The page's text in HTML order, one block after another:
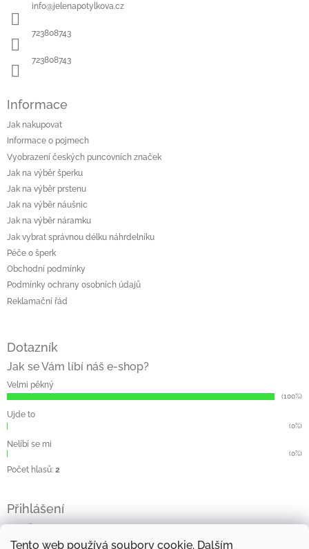
Tento web používá soubory cookie. Dalším
info@jelenapotylkova.cz
723808743
723808743
Informace
Jak nakupovat
Informace o pojmech
Vyobrazení českých puncovních značek
Jak na výběr šperku
Jak na výběr prstenu
Jak na výběr náušnic
Jak na výběr náramku
Jak vybrat správnou délku náhrdelníku
Péče o šperk
Obchodní podmínky
Podmínky ochrany osobních údajů
Reklamační řád
Dotazník
Jak se Vám líbí náš e-shop?
Velmi pěkný
(100%)
Ujde to
(0%)
Nelíbí se mi
(0%)
Počet hlasů: 2
Přihlášení